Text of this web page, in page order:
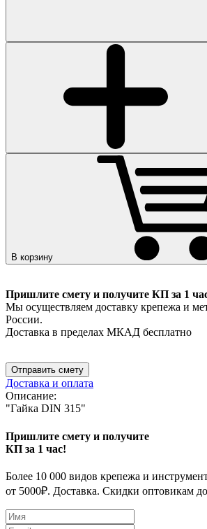
В корзину
Пришлите смету и получите КП за 1
Мы осуществляем доставку крепежа и
России.
Доставка в пределах МКАД бесплатно
Отправить смету
Доставка и оплата
Описание:
"Гайка DIN 315"
Пришлите смету и получите
КП за 1 час!
Более 10 000 видов крепежа и
от 5000₽. Доставка. Скидки оптовикам